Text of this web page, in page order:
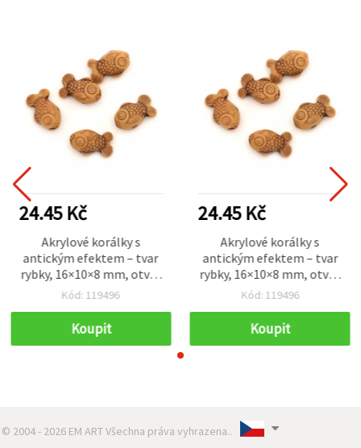
24.45 Kč
Akrylové korálky s
antickým efektem – tvar
rybky, 16×10×8 mm, otvor
2 mm, oranžové, 50 g (~60
Kód: 119496
Koupit
24.45 Kč
Akrylové korálky s
antickým efektem – tvar
rybky, 16×10×8 mm, otvor
2 mm, oranžové, 50 g (~60
Kód: 119496
Koupit
© 2004 - 2026 EM ART Všechna práva vyhrazena..